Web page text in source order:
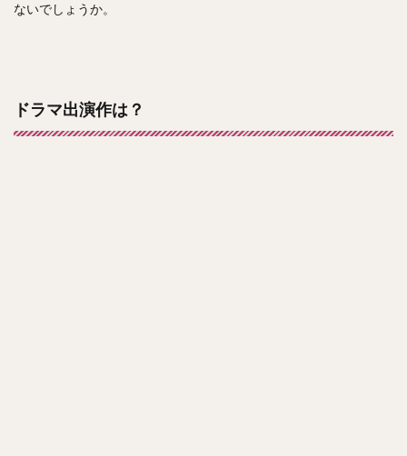
ないでしょうか。
ドラマ出演作は？